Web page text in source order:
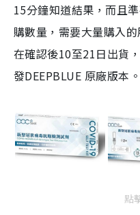
15分鐘知道結果，而且
購數量，需要大量購入
在確認後10至21日出貨
發DEEPBLUE 原廠版本。
點